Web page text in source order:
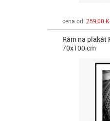
cena od: 259,00
Rám na plakát
70x100 cm